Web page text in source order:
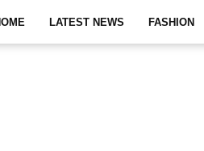
LATEST NEWS FASHION